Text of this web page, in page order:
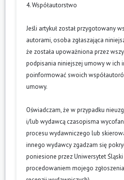
4. Współautorstwo
Jeśli artykuł został przygotowany
autorami, osoba zgłaszająca
że została upoważniona przez
podpisania niniejszej umowy w ich
poinformować swoich
umowy.
Oświadczam, że w przypadku
i/lub wydawcą czasopisma
procesu wydawniczego lub
innego wydawcy zgadzam się
poniesione przez Uniwersytet
procedowaniem mojego